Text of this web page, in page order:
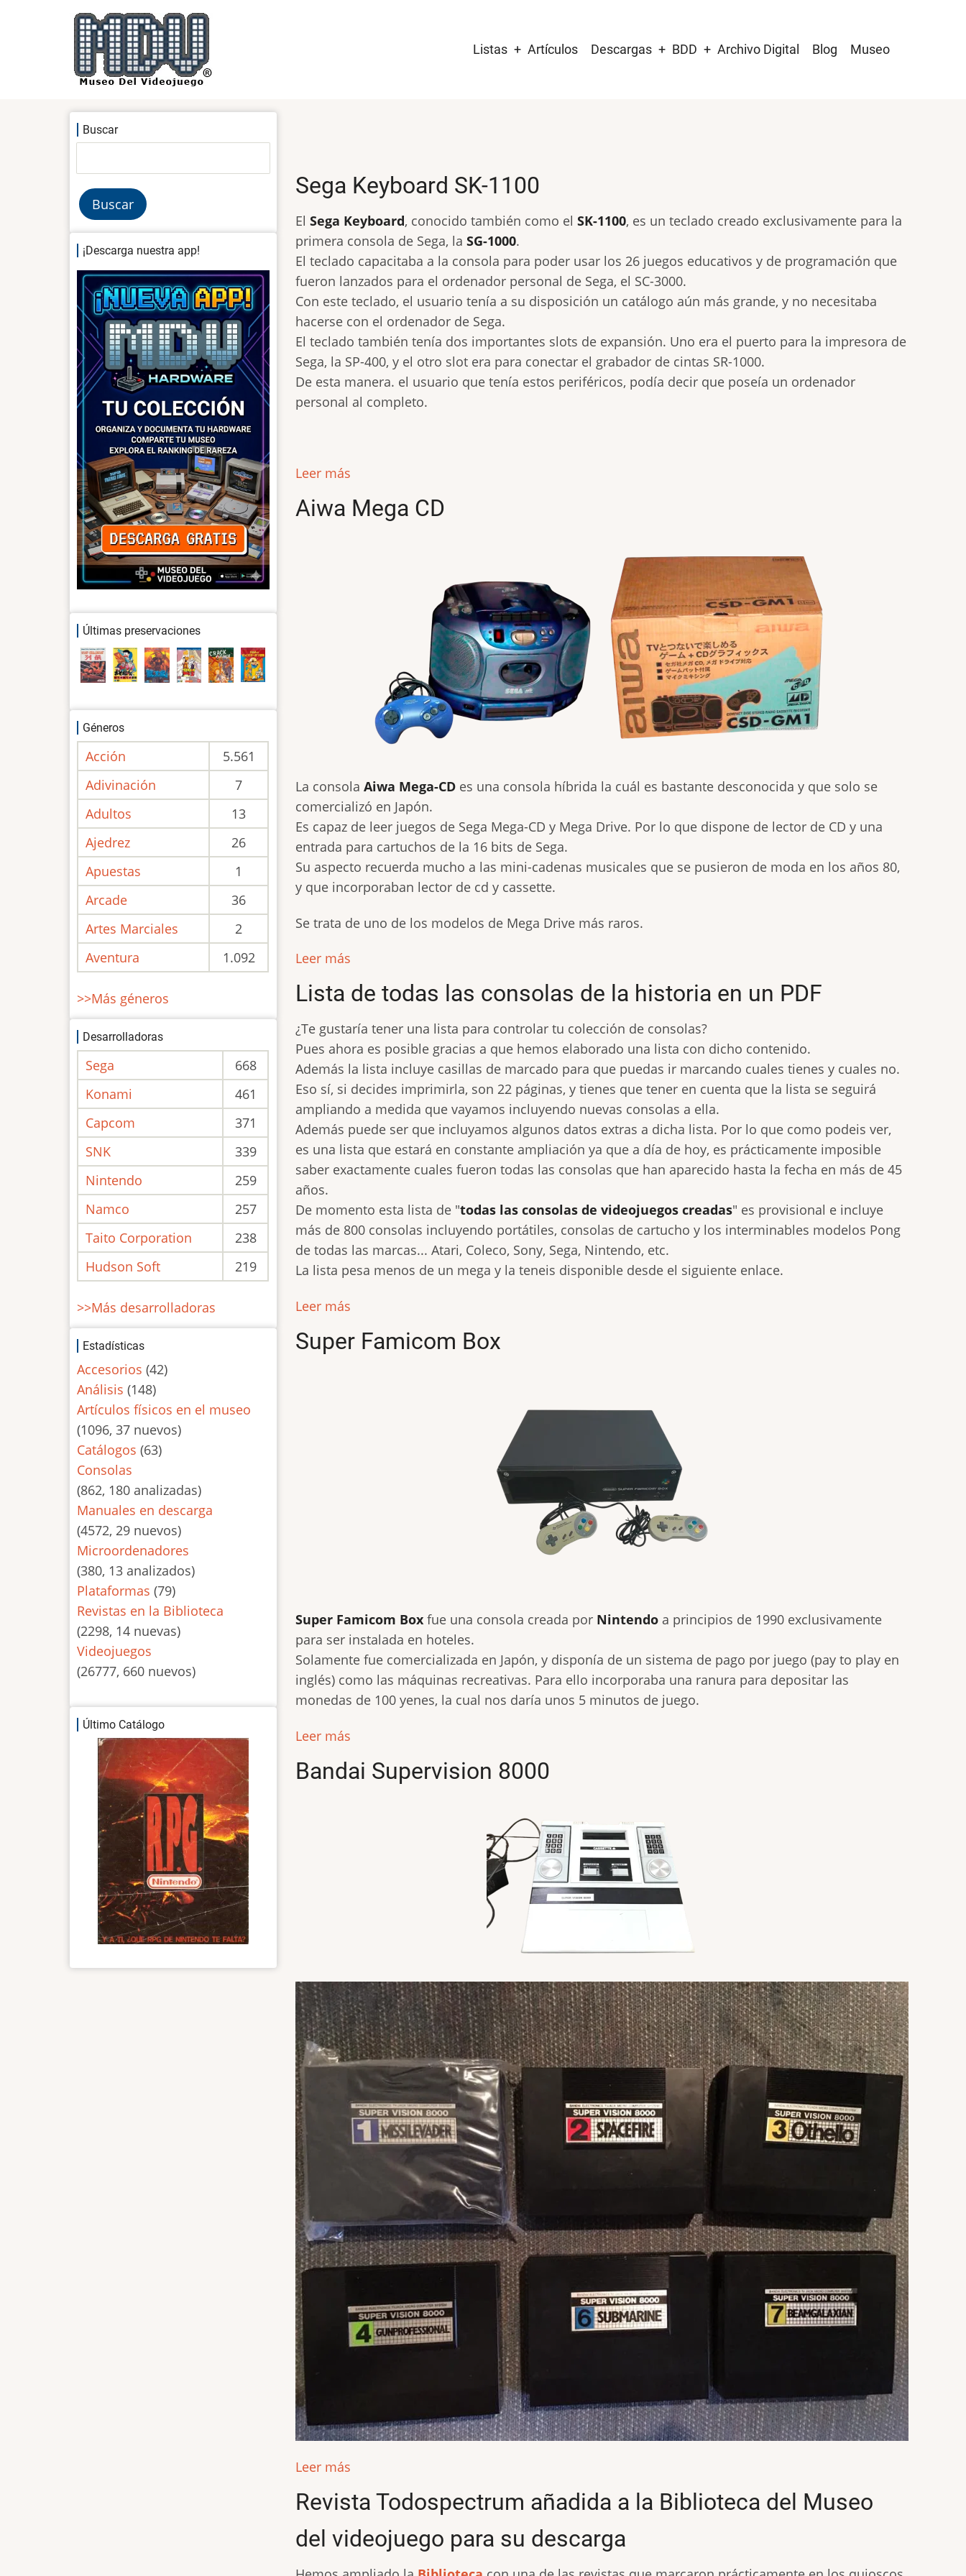
navigation
Listas Artículos Descargas BDD Archivo Digital Blog Museo
Sega Keyboard SK-1100
ElSega Keyboard, conocido también como elSK-1100, es un teclado creado exclusivamente para la
primera consola de Sega, laSG-1000.
El teclado capacitaba a la consola para poder usar los 26 juegos educativos y de programación que
fueron lanzados para el ordenador personal de Sega, el SC-3000.
Con este teclado, el usuario tenía a su disposición un catálogo aún más grande, y no necesitaba
hacerse con el ordenador de Sega.
El teclado también tenía dos importantes slots de expansión. Uno era el puerto para la impresora de
Sega, la SP-400, y el otro slot era para conectar el grabador de cintas SR-1000.
De esta manera. el usuario que tenía estos periféricos, podía decir que poseía un ordenador
personal al completo.
Leer más
Aiwa Mega CD
La consolaAiwa Mega-CD es una consola híbrida la cuál es bastante desconocida y que solo se
comercializó en Japón.
Es capaz de leer juegos de Sega Mega-CD y Mega Drive. Por lo que dispone de lector de CD y una
entrada para cartuchos de la 16 bits de Sega.
Su aspecto recuerda mucho a las mini-cadenas musicales que se pusieron de moda en los años 80,
y que incorporaban lector de cd y cassette.
Se trata de uno de los modelos de Mega Drive más raros.
Leer más
Lista de todas las consolas de la historia en un PDF
¿Te gustaría tener una lista para controlar tu colección de consolas?
Pues ahora es posible gracias a que hemos elaborado una lista con dicho contenido.
Además la lista incluye casillas de marcado para que puedas ir marcando cuales tienes y cuales no.
Eso sí, si decides imprimirla, son 22 páginas, y tienes que tener en cuenta que la lista se seguirá
ampliando a medida que vayamos incluyendo nuevas consolas a ella.
Además puede ser que incluyamos algunos datos extras a dicha lista. Por lo que como podeis ver,
es una lista que estará en constante ampliación ya que a día de hoy, es prácticamente imposible
saber exactamente cuales fueron todas las consolas que han aparecido hasta la fecha en más de 45
años.
De momento esta lista de "todas las consolas de videojuegos creadas" es provisional e incluye
más de 800 consolas incluyendo portátiles, consolas de cartucho y los interminables modelos Pong
de todas las marcas... Atari, Coleco, Sony, Sega, Nintendo, etc.
La lista pesa menos de un mega y la teneis disponible desde el siguiente enlace.
Leer más
Super Famicom Box
Super Famicom Box fue una consola creada por Nintendo a principios de 1990 exclusivamente
para ser instalada en hoteles.
Solamente fue comercializada en Japón, y disponía de un sistema de pago por juego (pay to play en
inglés) como las máquinas recreativas. Para ello incorporaba una ranura para depositar las
monedas de 100 yenes, la cual nos daría unos 5 minutos de juego.
Leer más
Bandai Supervision 8000
Leer más
Revista Todospectrum añadida a la Biblioteca del Museo
del videojuego para su descarga
Buscar
¡Descarga nuestra app!
Últimas preservaciones
Géneros
Acción
5.561
Adivinación
7
Adultos
13
Ajedrez
26
Apuestas
1
Arcade
36
Artes Marciales
2
Aventura
1.092
>>Más géneros
Desarrolladoras
Sega
668
Konami
461
Capcom
371
SNK
339
Nintendo
259
Namco
257
Taito Corporation
238
Hudson Soft
219
>>Más desarrolladoras
Estadísticas
Accesorios (42)
Análisis (148)
Artículos físicos en el museo
(1096, 37 nuevos)
Catálogos (63)
Consolas
(862, 180 analizadas)
Manuales en descarga
(4572, 29 nuevos)
Microordenadores
(380, 13 analizados)
Plataformas (79)
Revistas en la Biblioteca
(2298, 14 nuevas)
Videojuegos
(26777, 660 nuevos)
Último Catálogo